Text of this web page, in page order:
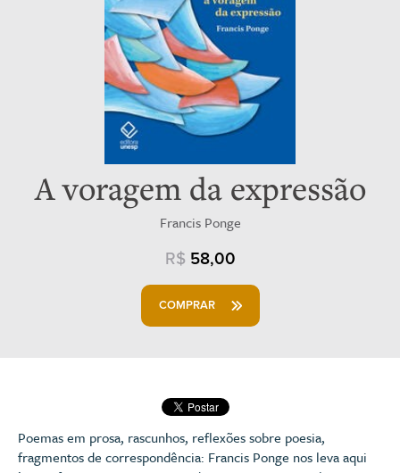
A voragem da expressão
Francis Ponge
R$ 58,00
COMPRAR
Poemas em prosa, rascunhos, reflexões sobre poesia,
fragmentos de correspondência: Francis Ponge nos leva aqui